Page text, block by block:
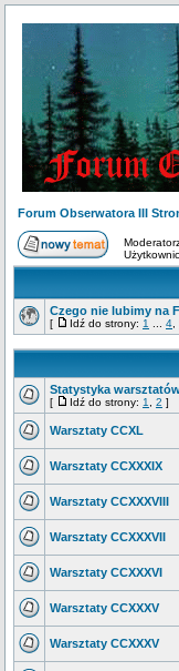
Forum Obserwatora III
Czego nie lubimy na
[ Idź do strony: 1 4
Statystyka
[ Idź do strony: 1 2 ]
Warsztaty CCXL
Warsztaty CCXXXIX
Warsztaty CCXXXVIII
Warsztaty CCXXXVII
Warsztaty CCXXXVI
Warsztaty CCXXXV
Warsztaty CCXXXV